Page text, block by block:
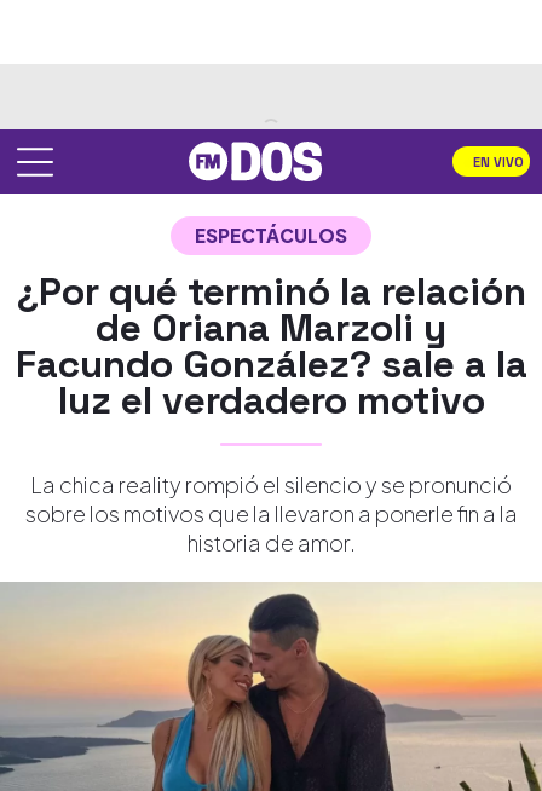
EN VIVO
ESPECTÁCULOS
¿Por qué terminó la relación
de Oriana Marzoli y
Facundo González? sale a la
luz el verdadero motivo
La chica reality rompió el silencio y se pronunció
sobre los motivos que la llevaron a ponerle fin a la
historia de amor.